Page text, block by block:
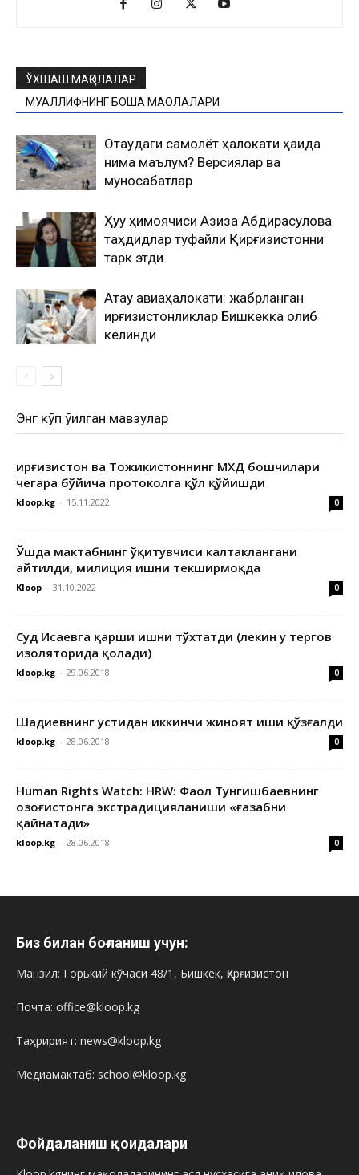
ЎХШАШ МАҚОЛАЛАР
МУАЛЛИФНИНГ БОШҚА МАҚОЛАЛАРИ
Оқтаудаги самолёт ҳалокати ҳақида
нима маълум? Версиялар ва
муносабатлар
Ҳуқуқ ҳимоячиси Азиза Абдирасулова
таҳдидлар туфайли Қирғизистонни
тарк этди
Ақтау авиаҳалокати: жабрланган
қирғизистонликлар Бишкекка олиб
келинди
Энг кўп ўқилган мавзулар
Қирғизистон ва Тожикистоннинг МХДҚ бошчилари
чегара бўйича протоколга қўл қўйишди
kloop.kg - 15.11.2022 0
Ўшда мактабнинг ўқитувчиси калтаклангани
айтилди, милиция ишни текширмоқда
Kloop - 31.10.2022 0
Суд Исаевга қарши ишни тўхтатди (лекин у тергов
изоляторида қолади)
kloop.kg - 29.06.2018 0
Шадиевнинг устидан иккинчи жиноят иши қўзғалди
kloop.kg - 28.06.2018 0
Human Rights Watch: HRW: Фаол Тунгишбаевнинг
Қозоғистонга экстрадицияланиши «ғазабни
қайнатади»
kloop.kg - 28.06.2018 0
Биз билан боғланиш учун:
Манзил: Горький кўчаси 48/1, Бишкек, Қирғизистон
Почта: office@kloop.kg
Таҳририят: news@kloop.kg
Медиамактаб: school@kloop.kg
Фойдаланиш қоидалари